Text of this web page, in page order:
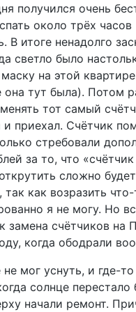
получился очень
около трёх часов
В итоге ненадолго
светло было
на этой
она тут была). Потом
тот самый
и приехал. Счётчик
стребовали
за то, что
сложно
так как возразить
я не могу. Но
замена счётчиков на
когда ободрали
мог уснуть, и где-то
солнце перестало
начали ремонт.